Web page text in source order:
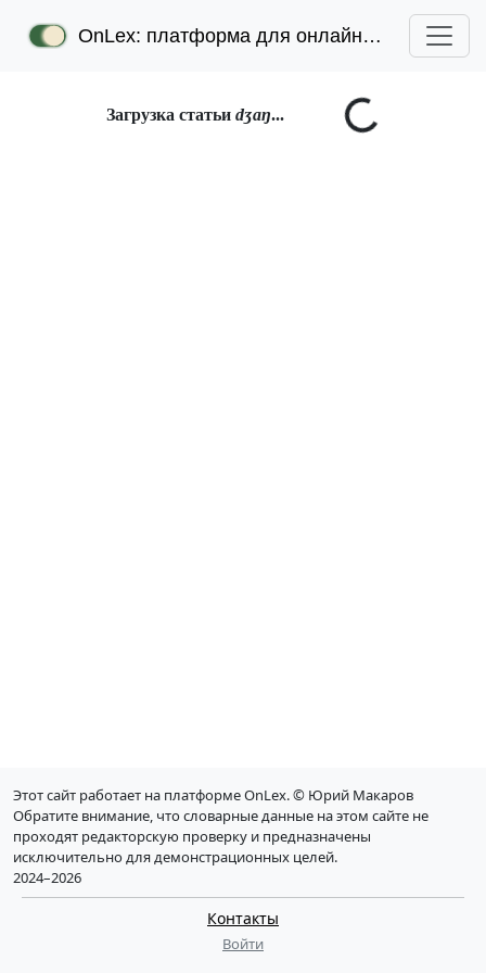
OnLex: платформа для онлайн-лексикографии
Загрузка статьи dʒaŋ...
Этот сайт работает на платформе OnLex. © Юрий Макаров
Обратите внимание, что словарные данные на этом сайте не
проходят редакторскую проверку и предназначены
исключительно для демонстрационных целей.
2024–2026
Контакты
Войти